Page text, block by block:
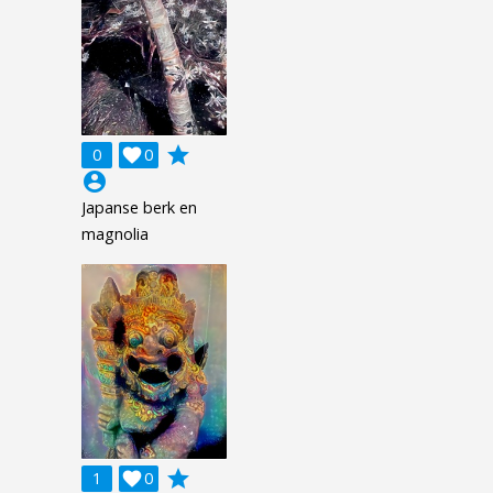
0 0

grade
account_circle
Japanse berk en
magnolia
1 0

grade